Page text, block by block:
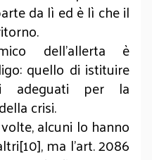
da lì ed è lì che il
dell’allerta è
quello di istituire
adeguati per la
crisi.
alcuni lo hanno
ma l’art. 2086